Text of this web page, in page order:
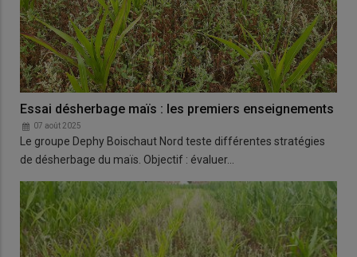
Essai désherbage maïs : les premiers enseignements
07 août 2025
Le groupe Dephy Boischaut Nord teste différentes stratégies
de désherbage du maïs. Objectif : évaluer…